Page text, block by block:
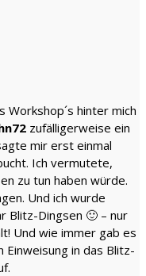
Workshop´s hinter mich
zufälligerweise ein
mir erst einmal
Ich vermutete,
zu tun haben würde.
Und ich wurde
Blitz-Dingsen 🙂 – nur
Und wie immer gab es
in das Blitz-